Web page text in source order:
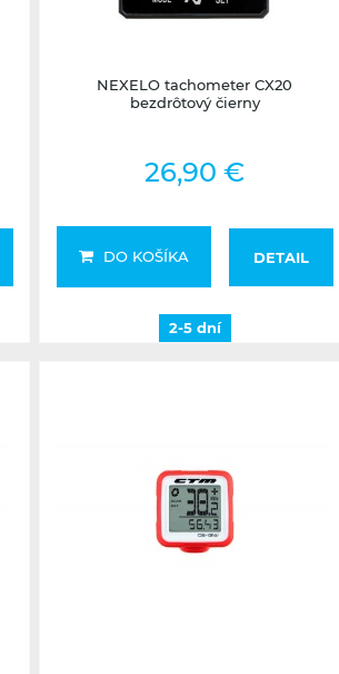
NEXELO tachometer CX20
bezdrôtový čierny
26,90 €
DO KOŠÍKA DETAIL
2-5 dní